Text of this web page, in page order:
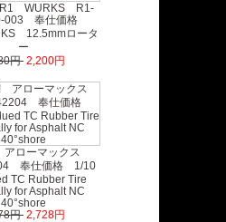
R1 WURKS R1-
003 奉仕価格
12.5mmロータ
ー
円 2,200円
ローマックス
奉仕価格 1/10
TC Rubber Tire
for Asphalt NC
40°shore
円 2,728円